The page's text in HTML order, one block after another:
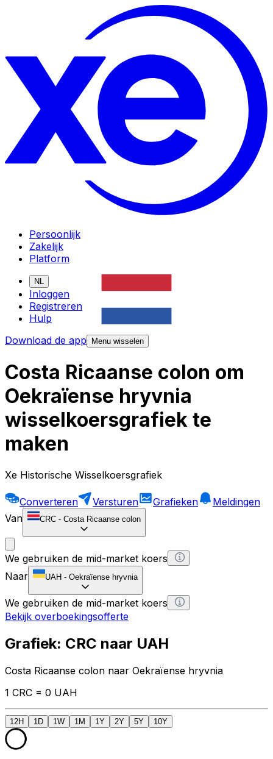
Persoonlijk
Zakelijk
Platform
NL
Inloggen
Registreren
Hulp
Download de app
Menu wisselen
Costa Ricaanse colon om
Oekraïense hryvnia
wisselkoersgrafiek te
maken
Xe Historische Wisselkoersgrafiek
Converteren Versturen Grafieken
Meldingen
Van
CRC - Costa Ricaanse colon
We gebruiken de mid-market koers
Naar
UAH - Oekraïense hryvnia
We gebruiken de mid-market koers
Bekijk overboekingsofferte
Grafiek: CRC naar UAH
Costa Ricaanse colon naar Oekraïense hryvnia
1 CRC = 0 UAH
12H 1D 1W 1M 1Y 2Y 5Y 10Y